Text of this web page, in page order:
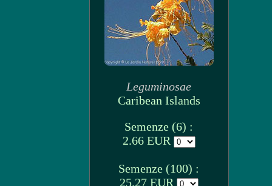
Leguminosae
Caribean Islands
Semenze (6) :
2.66 EUR
Semenze (100) :
25.27 EUR